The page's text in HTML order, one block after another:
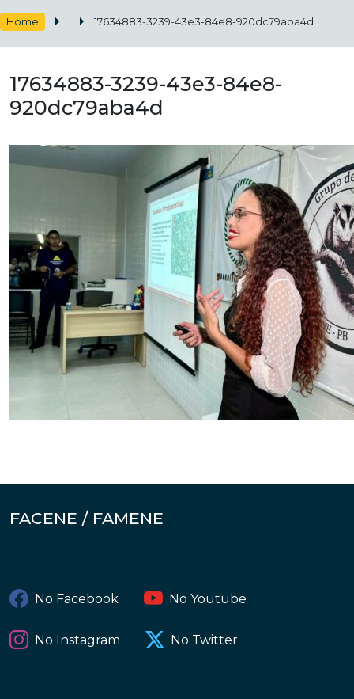
Home 17634883-3239-43e3-84e8-920dc79aba4d
17634883-3239-43e3-84e8-
920dc79aba4d
FACENE / FAMENE
No Facebook No Youtube
No Instagram No Twitter